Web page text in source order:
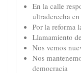
En la calle
ultraderecha
Por la reforma
Llamamiento
Nos vemos
Nos
democracia